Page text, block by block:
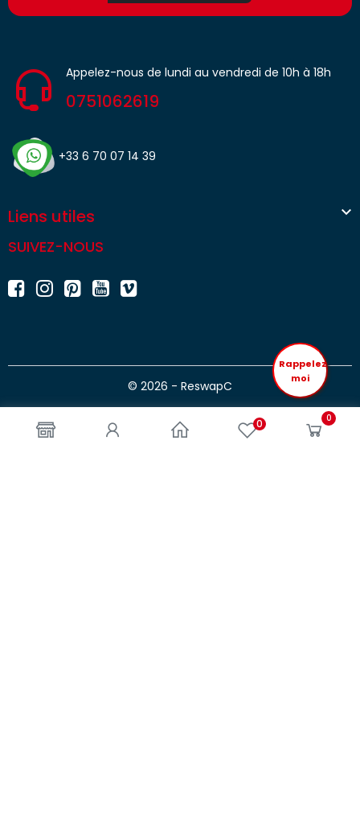
0 0
Appelez-nous de lundi au vendredi de 10h à 18h
0751062619
+33 6 70 07 14 39
Liens utiles 
SUIVEZ-NOUS
© 2026 - ReswapC
Rappelez
moi